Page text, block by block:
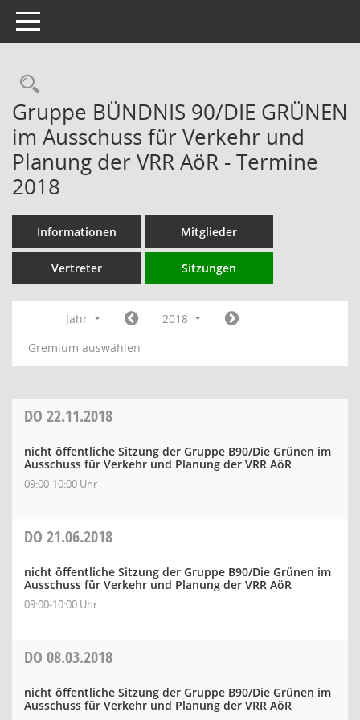
Toggle navigation
Rechercheauswahl
Gruppe BÜNDNIS 90/DIE GRÜNEN
im Ausschuss für Verkehr und
Planung der VRR AöR - Termine
2018
Informationen Mitglieder
Vertreter Sitzungen
Jahr
2018
Gremium auswählen
DO 22.11.2018
nicht öffentliche Sitzung der Gruppe B90/Die Grünen im
Ausschuss für Verkehr und Planung der VRR AöR
09:00-10:00 Uhr
DO 21.06.2018
nicht öffentliche Sitzung der Gruppe B90/Die Grünen im
Ausschuss für Verkehr und Planung der VRR AöR
09:00-10:00 Uhr
DO 08.03.2018
nicht öffentliche Sitzung der Gruppe B90/Die Grünen im
Ausschuss für Verkehr und Planung der VRR AöR